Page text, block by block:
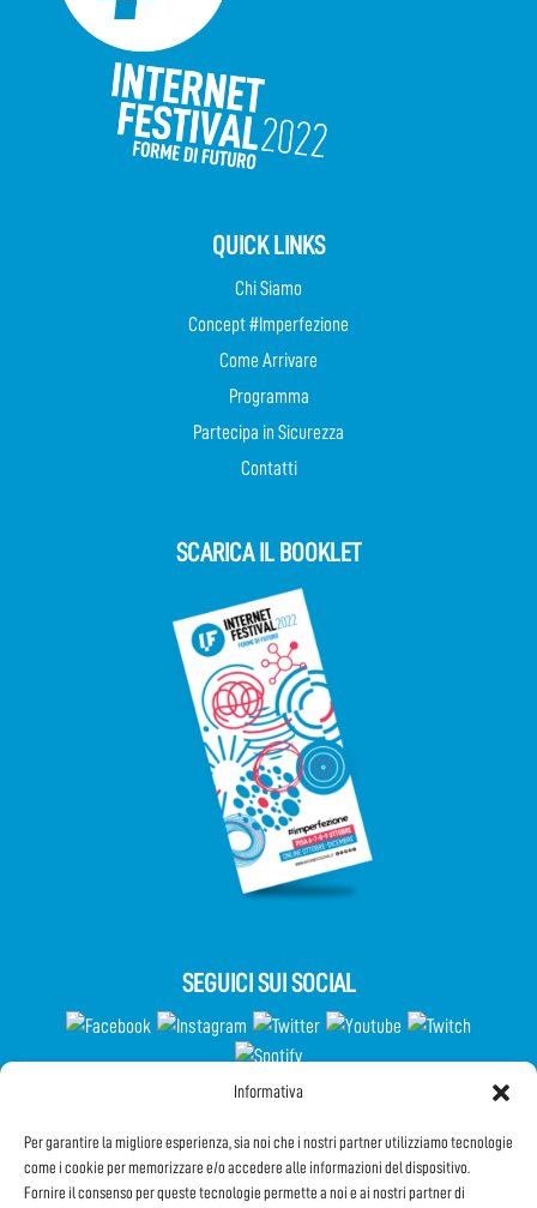
Informativa
Per garantire la migliore esperienza, sia noi che i nostri partner utilizziamo tecnologie
come i cookie per memorizzare e/o accedere alle informazioni del dispositivo.
Fornire il consenso per queste tecnologie permette a noi e ai nostri partner di
QUICK LINKS
Chi Siamo
Concept #Imperfezione
Come Arrivare
Programma
Partecipa in Sicurezza
Contatti
SCARICA IL BOOKLET
SEGUICI SUI SOCIAL